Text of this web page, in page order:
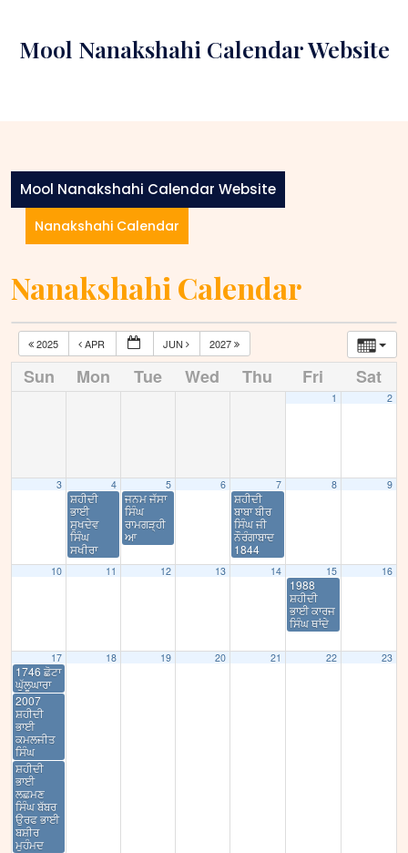
contentMool Nanakshahi Calendar Website
Mool Nanakshahi Calendar Website
Nanakshahi Calendar
Nanakshahi Calendar
2025 APR JUN 2027
Sun Mon Tue Wed Thu Fri Sat
1 2
3 4
ਸ਼ਹੀਦੀ
ਭਾਈ
ਸੁਖਦੇਵ
ਸਿੰਘ
ਸਖੀਰਾ
5
ਜਨਮ ਜੱਸਾ
ਸਿੰਘ
ਰਾਮਗੜ੍ਹੀ
ਆ
6 7
ਸ਼ਹੀਦੀ
ਬਾਬਾ ਬੀਰ
ਸਿੰਘ ਜੀ
ਨੌਰੰਗਾਬਾਦ
1844
8 9
10 11 12 13 14 15
1988
ਸ਼ਹੀਦੀ
ਭਾਈ ਕਾਰਜ
ਸਿੰਘ ਥਾਂਦੇ
16
17
1746 ਛੋਟਾ
ਘੁੱਲੂਘਾਰਾ
2007
ਸ਼ਹੀਦੀ
ਭਾਈ
ਕਮਲਜੀਤ
ਸਿੰਘ
ਸ਼ਹੀਦੀ
ਭਾਈ
ਲਛਮਣ
ਸਿੰਘ ਬੱਬਰ
ਉਰਫ ਭਾਈ
ਬਸ਼ੀਰ
ਮੁਹੰਮਦ
18 19 20 21 22 23